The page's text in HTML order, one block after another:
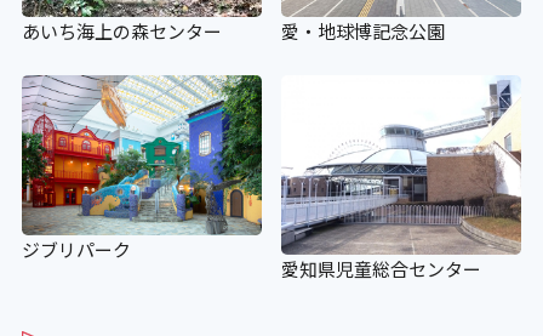
あいち海上の森センター 愛・地球博記念公園
ジブリパーク
愛知県児童総合センター